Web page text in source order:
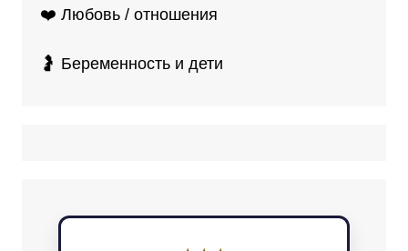
❤️ Любовь / отношения
🤰 Беременность и дети